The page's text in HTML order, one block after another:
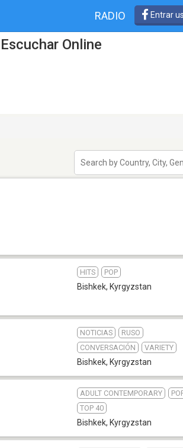
RADIO Entrar
Online
HITS POP
Bishkek, Kyrgyzstan
NOTICIAS
RUSO
CONVERSACIÓN
VARIETY
Bishkek, Kyrgyzstan
ADULT CONTEMPORARY
TOP 40
Bishkek, Kyrgyzstan